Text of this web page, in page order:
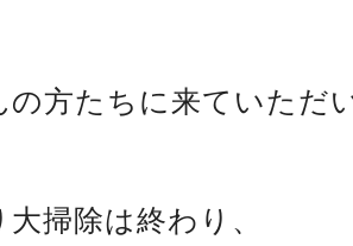
の方たちに来ていただ
掃除は終わり、